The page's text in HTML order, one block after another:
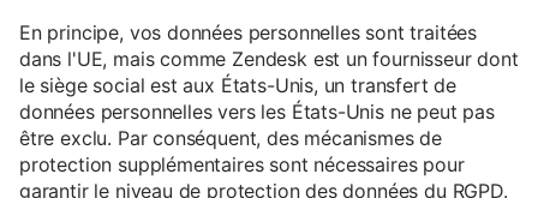
En principe, vos données personnelles sont traitées
dans l'UE, mais comme Zendesk est un fournisseur dont
le siège social est aux États-Unis, un transfert de
données personnelles vers les États-Unis ne peut pas
être exclu. Par conséquent, des mécanismes de
protection supplémentaires sont nécessaires pour
garantir le niveau de protection des données du RGPD.